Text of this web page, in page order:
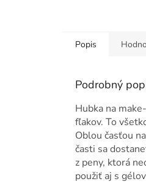
Popis
Podrobný
Hubka na
fľakov. To
Oblou časťou
časti sa
z peny, ktorá
použiť aj s